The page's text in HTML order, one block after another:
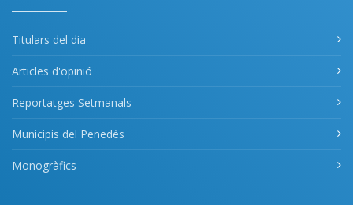
Titulars del dia
Articles d'opinió
Reportatges Setmanals
Municipis del Penedès
Monogràfics